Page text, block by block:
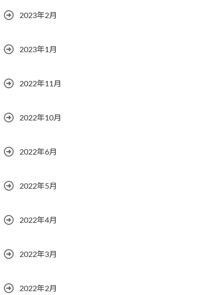
2023年2月
2023年1月
2022年11月
2022年10月
2022年6月
2022年5月
2022年4月
2022年3月
2022年2月